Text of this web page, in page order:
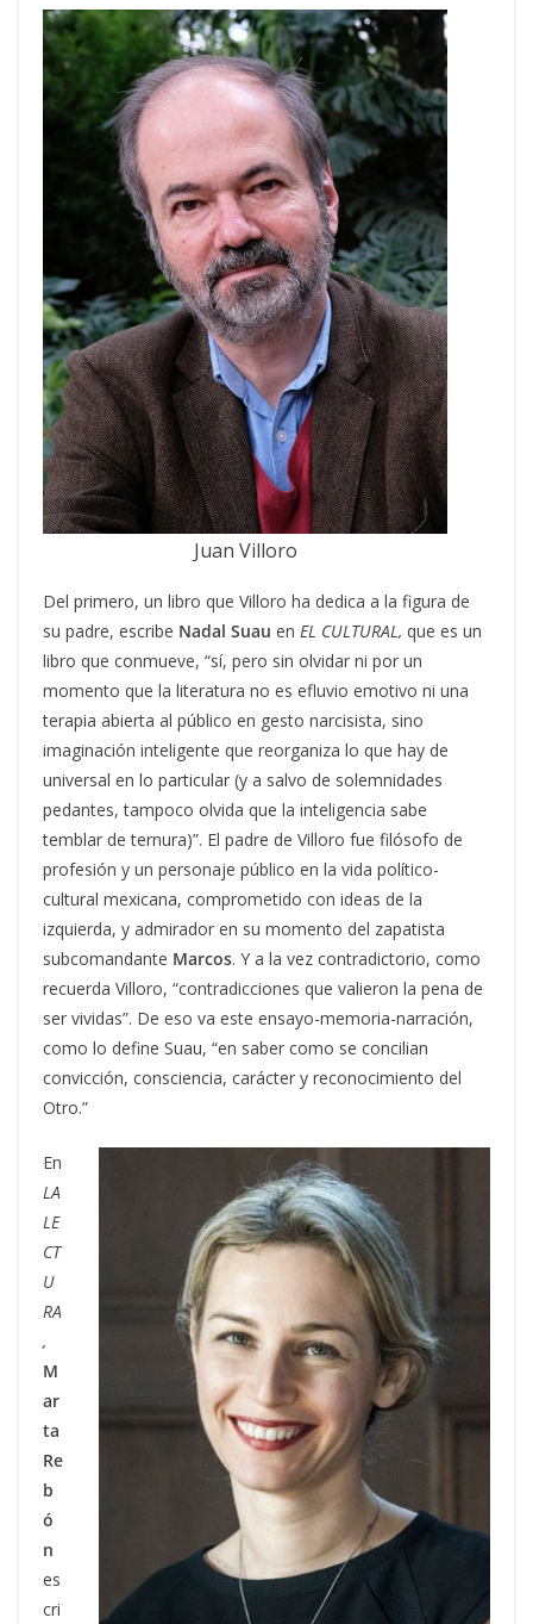
Juan Villoro
Del primero, un libro que Villoro ha dedica a la figura de
su padre, escribe Nadal Suau en EL CULTURAL, que es un
libro que conmueve, “sí, pero sin olvidar ni por un
momento que la literatura no es efluvio emotivo ni una
terapia abierta al público en gesto narcisista, sino
imaginación inteligente que reorganiza lo que hay de
universal en lo particular (y a salvo de solemnidades
pedantes, tampoco olvida que la inteligencia sabe
temblar de ternura)”. El padre de Villoro fue filósofo de
profesión y un personaje público en la vida político-
cultural mexicana, comprometido con ideas de la
izquierda, y admirador en su momento del zapatista
subcomandante Marcos. Y a la vez contradictorio, como
recuerda Villoro, “contradicciones que valieron la pena de
ser vividas”. De eso va este ensayo-memoria-narración,
como lo define Suau, “en saber como se concilian
convicción, consciencia, carácter y reconocimiento del
Otro.”
En
LA
LE
CT
U
RA
,
M
ar
ta
Re
b
ó
n
es
cri